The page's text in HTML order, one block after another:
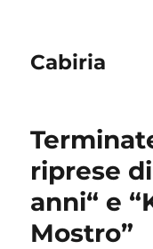
Cabiria
riprese
anni“ e
Mostro”